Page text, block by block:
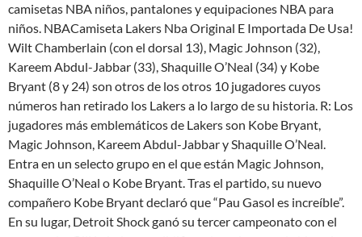
camisetas NBA niños, pantalones y equipaciones NBA para
niños. NBACamiseta Lakers Nba Original E Importada De Usa!
Wilt Chamberlain (con el dorsal 13), Magic Johnson (32),
Kareem Abdul-Jabbar (33), Shaquille O’Neal (34) y Kobe
Bryant (8 y 24) son otros de los otros 10 jugadores cuyos
números han retirado los Lakers a lo largo de su historia. R: Los
jugadores más emblemáticos de Lakers son Kobe Bryant,
Magic Johnson, Kareem Abdul-Jabbar y Shaquille O’Neal.
Entra en un selecto grupo en el que están Magic Johnson,
Shaquille O’Neal o Kobe Bryant. Tras el partido, su nuevo
compañero Kobe Bryant declaró que “Pau Gasol es increíble”.
En su lugar, Detroit Shock ganó su tercer campeonato con el